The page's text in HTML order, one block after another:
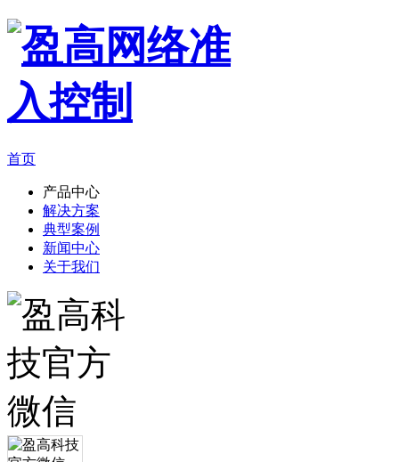
首页
产品中心
解决方案
典型案例
新闻中心
关于我们